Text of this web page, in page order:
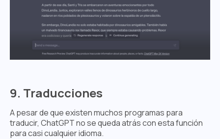
9. Traducciones
A pesar de que existen muchos programas para
traducir, ChatGPT no se queda atrás con esta función
para casi cualquier idioma.